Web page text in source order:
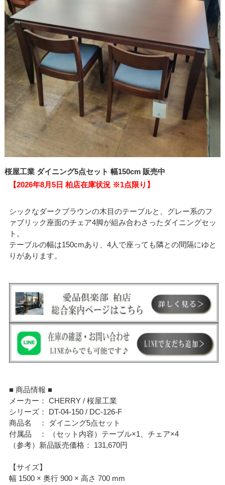
桜屋工業 ダイニング5点セット 幅150cm 販売中
【2026年8月5日 柏店在庫状況 ※1点限り】
シックなダークブラウンの木目のテーブルと、グレー系のフ
ァブリック座面のチェア4脚が組み合わさったダイニングセッ
ト。
テーブルの幅は150cmあり、4人で座っても隣との間隔にゆと
りがあります。
■ 商品情報 ■
メーカー： CHERRY / 桜屋工業
シリーズ： DT-04-150 / DC-126-F
商品名 ： ダイニング5点セット
付属品 ： （セット内容）テーブル×1、チェア×4
（参考）新品販売価格： 131,670円
【サイズ】
幅 1500 × 奥行 900 × 高さ 700 mm